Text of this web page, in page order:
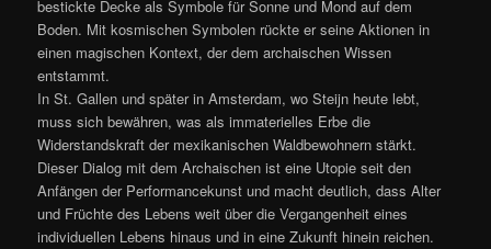
bestickte Decke als Symbole für Sonne und Mond auf dem
Boden. Mit kosmischen Symbolen rückte er seine Aktionen in
einen magischen Kontext, der dem archaischen Wissen
entstammt.
In St. Gallen und später in Amsterdam, wo Steijn heute lebt,
muss sich bewähren, was als immaterielles Erbe die
Widerstandskraft der mexikanischen Waldbewohnern stärkt.
Dieser Dialog mit dem Archaischen ist eine Utopie seit den
Anfängen der Performancekunst und macht deutlich, dass Alter
und Früchte des Lebens weit über die Vergangenheit eines
individuellen Lebens hinaus und in eine Zukunft hinein reichen.